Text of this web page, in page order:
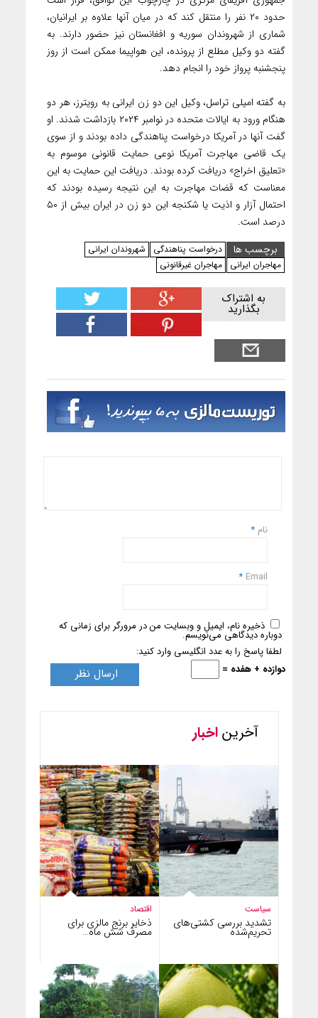
حدود ۲۰ نفر را منتقل کند که در میان آنها علاوه بر ایرانیان،
شماری از شهروندان سوریه و افغانستان نیز حضور دارند. به
گفته دو وکیل مطلع از پرونده، این هواپیما ممکن است از روز
پنجشنبه پرواز خود را انجام دهد.
به گفته امیلی تراسل، وکیل این دو زن ایرانی به رویترز، هر دو
هنگام ورود به ایالات متحده در نوامبر ۲۰۲۴ بازداشت شدند. او
گفت آنها در آمریکا درخواست پناهندگی داده بودند و از سوی
یک قاضی مهاجرت آمریکا نوعی حمایت قانونی موسوم به
«تعلیق اخراج» دریافت کرده بودند. دریافت این حمایت به این
معناست که قضات مهاجرت به این نتیجه رسیده بودند که
احتمال آزار و اذیت یا شکنجه این دو زن در ایران بیش از ۵۰
درصد است.
برچسب ها
درخواست‌ پناهندگی
شهروندان ایرانی
مهاجران ایرانی
مهاجران غیرقانونی
به اشتراک
بگذارید
نام *
Email
*
ذخیره نام، ایمیل و وبسایت من در مرورگر برای زمانی که
دوباره دیدگاهی می‌نویسم.
لطفا پاسخ را به عدد انگلیسی وارد کنید:
دوازده + هفده =
آخریناخبار
اقتصاد
ذخایر برنج مالزی برای
مصرف شش ماه…
سیاست
تشدید بررسی کشتی‌های
تحریم‌شده